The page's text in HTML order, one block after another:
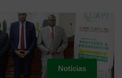
Notícias